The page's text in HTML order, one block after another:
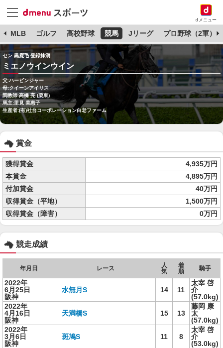
dメニュー
MLB ゴルフ 高校野球 競馬 Jリーグ プロ野球（2軍）
セン 黒鹿毛 登録抹消
ミエノウインウイン
父:ハービンジャー
母:クイーンアイリス
調教師:高橋 亮 (栗東)
馬主:里見 美惠子
生産者:(有)社台コーポレーション白老ファーム
賞金
獲得賞金
4,935万円
本賞金
4,895万円
付加賞金
40万円
収得賞金（平地）
1,500万円
収得賞金（障害）
0万円
競走成績
年月日 レース
人
気
着
順
騎手
2022年
6月25日
阪神
水無月S 14 11
太宰 啓
介
(57.0kg)
2022年
4月16日
阪神
天満橋S 15 13
藤岡 康
太
(57.0kg)
2022年
3月6日
阪神
斑鳩S 11 8
太宰 啓
介
(53.0kg)